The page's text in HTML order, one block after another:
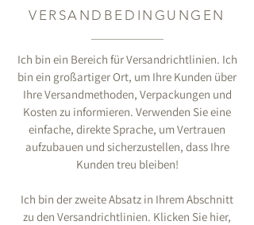
VERSANDBEDINGUNGEN
Ich bin ein Bereich für Versandrichtlinien. Ich
bin ein großartiger Ort, um Ihre Kunden über
Ihre Versandmethoden, Verpackungen und
Kosten zu informieren. Verwenden Sie eine
einfache, direkte Sprache, um Vertrauen
aufzubauen und sicherzustellen, dass Ihre
Kunden treu bleiben!
Ich bin der zweite Absatz in Ihrem Abschnitt
zu den Versandrichtlinien. Klicken Sie hier,